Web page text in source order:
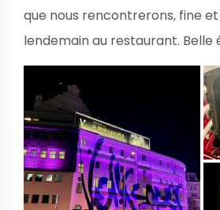
que nous rencontrerons, fine
lendemain au restaurant. Belle